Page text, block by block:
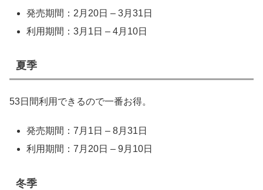
発売期間：2月20日 – 3月31日
利用期間：3月1日 – 4月10日
夏季
53日間利用できるので一番お得。
発売期間：7月1日 – 8月31日
利用期間：7月20日 – 9月10日
冬季